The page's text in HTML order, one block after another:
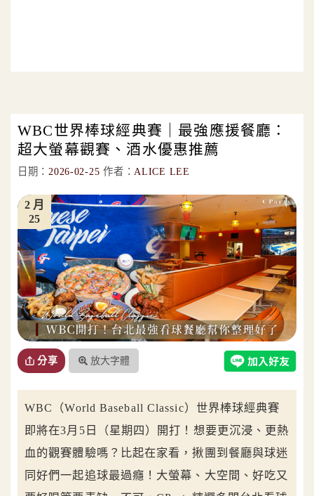
WBC世界棒球經典賽｜最強應援餐廳：
超大螢幕觀賽、酒水優惠推薦
日期：2026-02-25 作者：ALICE LEE
25
2 月
分享 放大字體
WBC（World Baseball Classic）世界棒球經典賽
即將在3月5日（星期四）開打！想要更沉浸、更熱
血的觀賽體驗嗎？比起在家看，揪團到餐廳與球迷
同好們一起追球最過癮！大螢幕、大空間、好吃又